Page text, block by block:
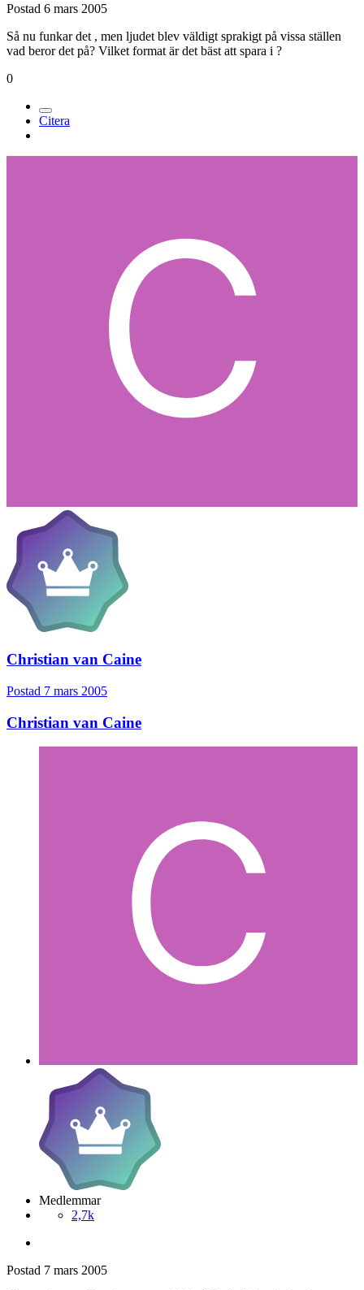
Postad 6 mars 2005
Så nu funkar det , men ljudet blev väldigt sprakigt på vissa ställen
vad beror det på? Vilket format är det bäst att spara i ?
0
Citera
Christian van Caine
Postad 7 mars 2005
Christian van Caine
Medlemmar
2,7k
Postad 7 mars 2005